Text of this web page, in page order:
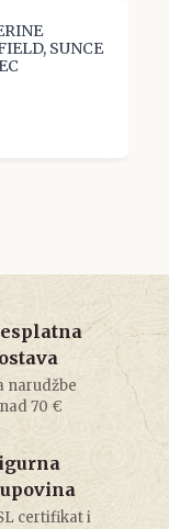
SUNCE
narudžbe
70 €
certifikat i